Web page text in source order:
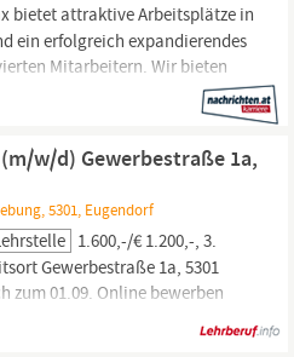
bietet attraktive Arbeitsplätze in
ein erfolgreich expandierendes
Mitarbeitern. Wir bieten
sie abgestimmte
und sichere
als TOP Arbeitgeber aus.
w/d) Gewerbestraße 1a,
5301, Eugendorf
1.600,-/€ 1.200,-, 3.
​Gewerbestraße 1a, 5301
01.09.​ Online bewerben
Unterlagen hochladen:
Schulstufe bzw.